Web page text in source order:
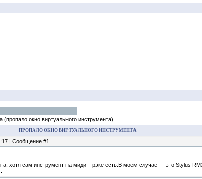
(пропало окно виртуального инструмента)
ПРОПАЛО ОКНО ВИРТУАЛЬНОГО ИНСТРУМЕНТА
| Сообщение #1
хотя сам инструмент на миди -трэке есть.В моем случае — это Stylus